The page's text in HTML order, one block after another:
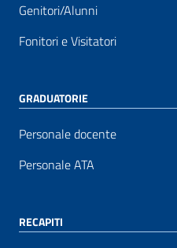
Genitori/Alunni
Fonitori e Visitatori
GRADUATORIE
Personale docente
Personale ATA
RECAPITI